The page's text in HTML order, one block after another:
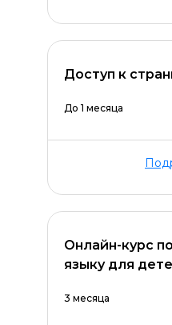
Доступ к
До 1 месяца
Онлайн-курс
языку для
3 месяца